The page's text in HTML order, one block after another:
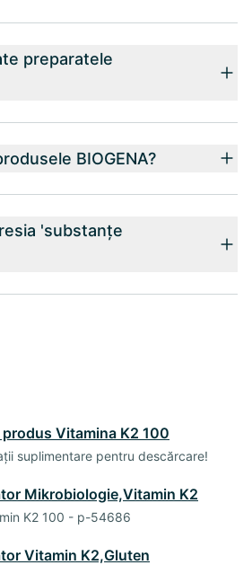
preparatele
BIOGENA?
'substanțe
Vitamina K2 100
suplimentare pentru descărcare!
Mikrobiologie,Vitamin K2
K2 100 - p-54686
Vitamin K2,Gluten